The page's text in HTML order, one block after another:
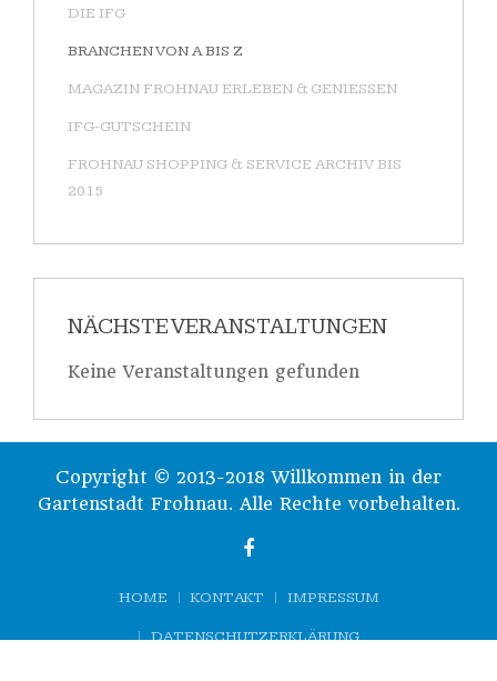
DIE IFG
BRANCHEN VON A BIS Z
MAGAZIN FROHNAU ERLEBEN & GENIESSEN
IFG-GUTSCHEIN
FROHNAU SHOPPING & SERVICE ARCHIV BIS
2015
NÄCHSTE VERANSTALTUNGEN
Keine Veranstaltungen gefunden
Copyright © 2013-2018 Willkommen in der
Gartenstadt Frohnau. Alle Rechte vorbehalten.
HOME KONTAKT IMPRESSUM
DATENSCHUTZERKLÄRUNG